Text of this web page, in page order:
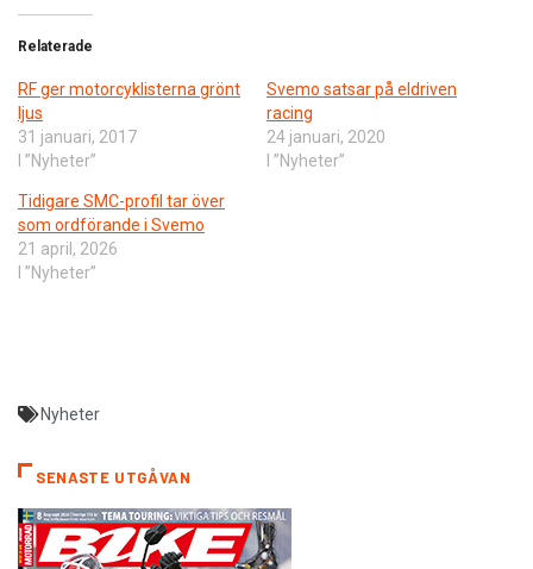
Relaterade
RF ger motorcyklisterna grönt
ljus
31 januari, 2017
I ”Nyheter”
Svemo satsar på eldriven
racing
24 januari, 2020
I ”Nyheter”
Tidigare SMC-profil tar över
som ordförande i Svemo
21 april, 2026
I ”Nyheter”
Nyheter
SENASTE UTGÅVAN